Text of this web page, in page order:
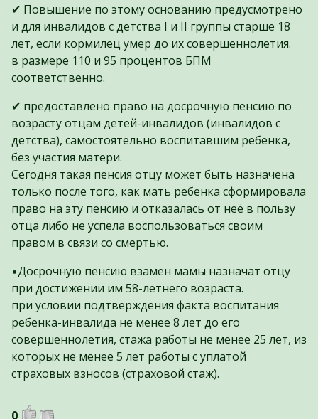
✔ Повышение по этому основанию предусмотрено
и для инвалидов с детства I и II группы старше 18
лет, если кормилец умер до их совершеннолетия.
в размере 110 и 95 процентов БПМ
соответственно.
✔ предоставлено право на досрочную пенсию по
возрасту отцам детей-инвалидов (инвалидов с
детства), самостоятельно воспитавшим ребенка,
без участия матери.
Сегодня такая пенсия отцу может быть назначена
только после того, как мать ребенка сформировала
право на эту пенсию и отказалась от неё в пользу
отца либо не успела воспользоваться своим
правом в связи со смертью.
▪️Досрочную пенсию взамен мамы назначат отцу
при достижении им 58-летнего возраста.
при условии подтверждения факта воспитания
ребенка-инвалида не менее 8 лет до его
совершеннолетия, стажа работы не менее 25 лет, из
которых не менее 5 лет работы с уплатой
страховых взносов (страховой стаж).
0